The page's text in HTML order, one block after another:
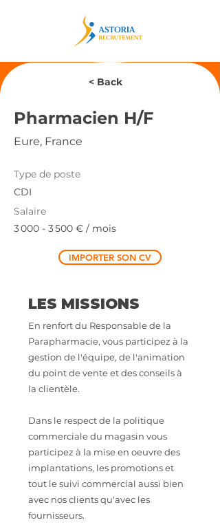
< Back
Pharmacien H/F
Eure, France
Type de poste
CDI
Salaire
3 000 - 3 500 € / mois
IMPORTER SON CV
LES MISSIONS
En renfort du Responsable de la
Parapharmacie, vous participez à la
gestion de l'équipe, de l'animation
du point de vente et des conseils à
la clientèle.
Dans le respect de la politique
commerciale du magasin vous
participez à la mise en oeuvre des
implantations, les promotions et
tout le suivi commercial aussi bien
avec nos clients qu'avec les
fournisseurs.